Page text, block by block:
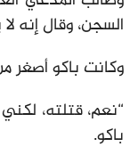
السجن، وقال إنه
وكانت باكو أصغر من
“نعم، قتلته،
باكو.